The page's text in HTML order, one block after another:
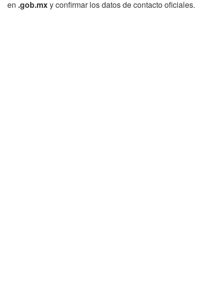
en .gob.mxy confirmar los datos de contacto oficiales.